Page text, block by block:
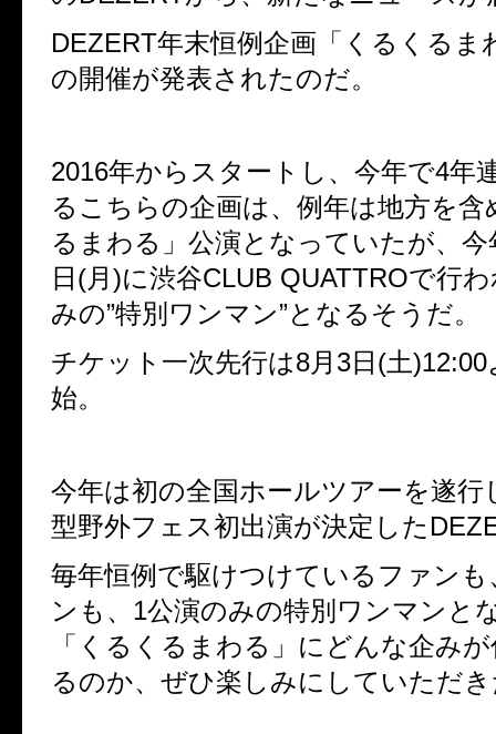
DEZERT年末恒例企画「くるくるま
の開催が発表されたのだ。
2016年からスタートし、今年で4年
るこちらの企画は、 例年は地方を含
るまわる」公演となっていたが、 今
日 (月 )に渋谷CLUB QUATTROで行
みの”特別ワンマン”となるそうだ。
チケット一次先行は8月 3日 (土)12:00
始。
今年は初の全国ホールツアーを遂行
型野外フェス初出演が決定した
毎年恒例で駆けつけているファン
ンも、 1公演のみの特別ワンマンと
「くるくるまわる」にどんな企み
るのか、 ぜひ楽しみにしていただ